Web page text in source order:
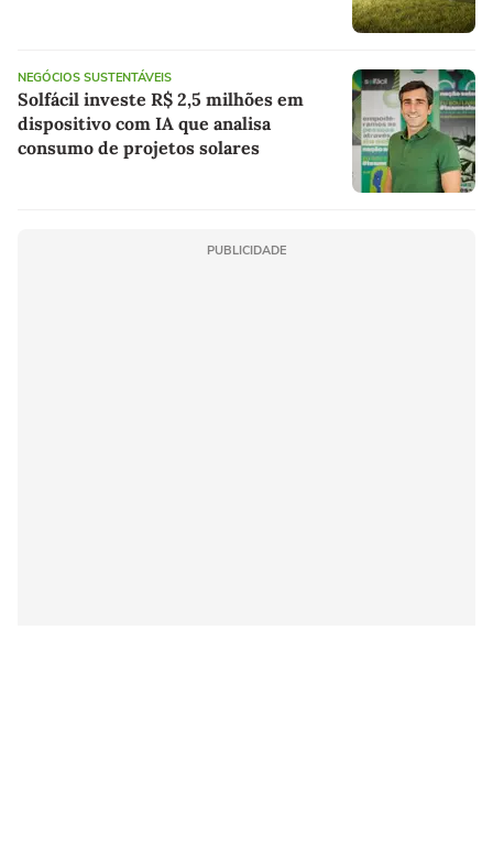
NEGÓCIOS SUSTENTÁVEIS
Solfácil investe R$ 2,5 milhões em
dispositivo com IA que analisa
consumo de projetos solares
PUBLICIDADE